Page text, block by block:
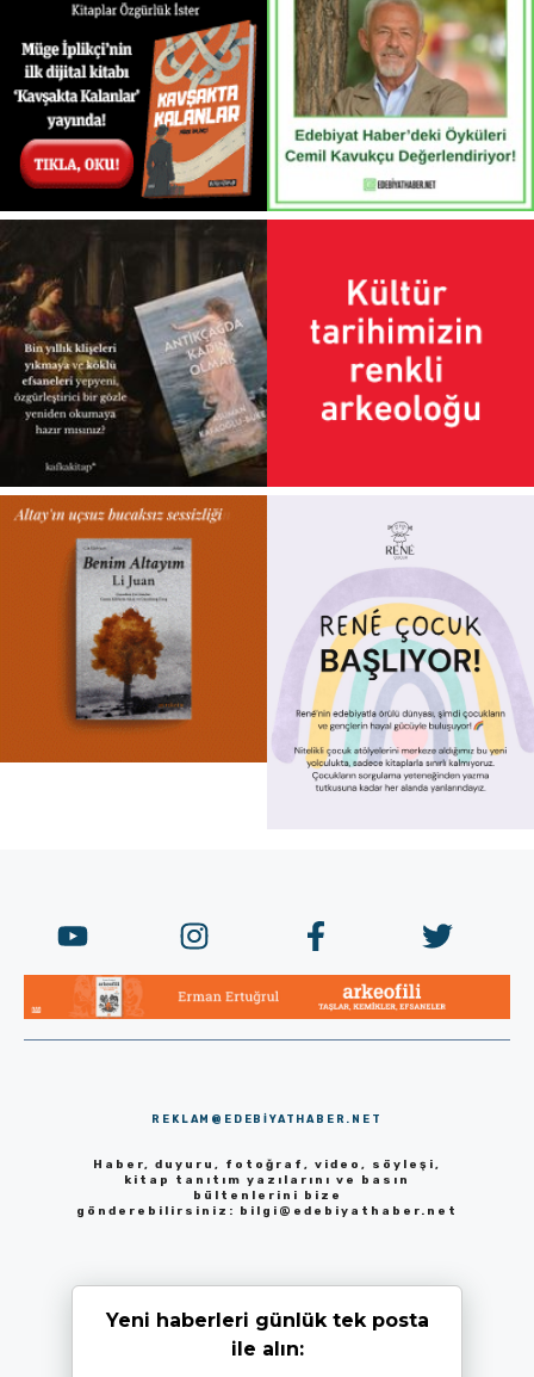
REKLAM@EDEBIYATHABER.NET
Haber, duyuru, fotoğraf, video, söyleşi,
kitap tanıtım yazılarını ve basın
bültenlerini bize
gönderebilirsiniz: bilgi@edebiyathaber.net
Yeni haberleri günlük tek posta
ile alın: